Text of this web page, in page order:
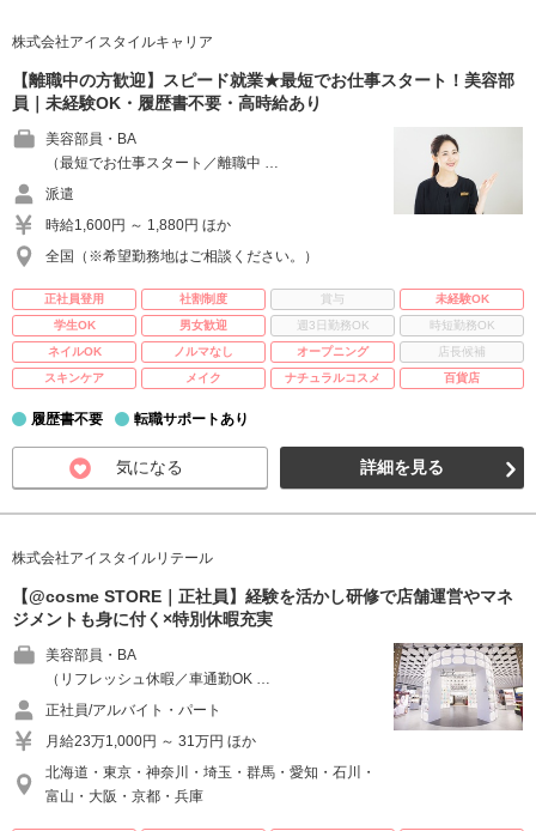
株式会社アイスタイルキャリア
【離職中の方歓迎】スピード就業★最短でお仕事スタート！美容部
員｜未経験OK・履歴書不要・高時給あり
美容部員・BA
（最短でお仕事スタート／離職中 …
派遣
時給1,600円 ～ 1,880円 ほか
全国（※希望勤務地はご相談ください。）
正社員登用 社割制度 賞与
未経験OK
学生OK
男女歓迎 週3日勤務OK
時短勤務OK
ネイルOK
ノルマなし オープニング
店長候補
スキンケア
メイク ナチュラルコスメ 百貨店
履歴書不要 転職サポートあり
気になる 詳細を見る
株式会社アイスタイルリテール
【@cosme STORE｜正社員】経験を活かし研修で店舗運営やマネ
ジメントも身に付く×特別休暇充実
美容部員・BA
（リフレッシュ休暇／車通勤OK …
正社員/アルバイト・パート
月給23万1,000円 ～ 31万円 ほか
北海道・東京・神奈川・埼玉・群馬・愛知・石川・
富山・大阪・京都・兵庫